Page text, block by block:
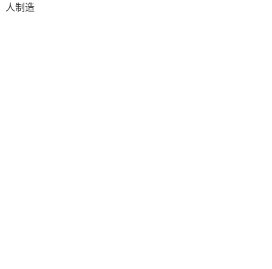
人制造